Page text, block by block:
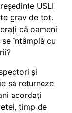
USLI
grav de tot.
că oamenii
întâmplă cu
și
să returneze
acordați
timp de